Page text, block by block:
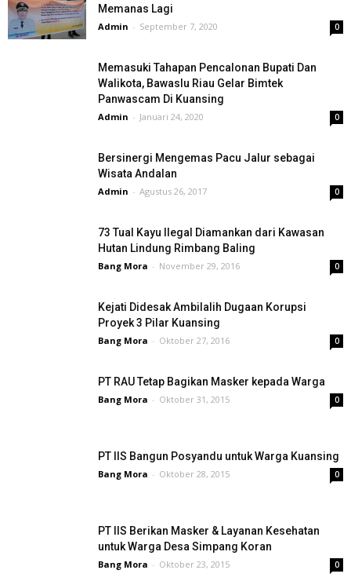
Memanas Lagi
Admin - September 7, 2020 0
Memasuki Tahapan Pencalonan Bupati Dan
Walikota, Bawaslu Riau Gelar Bimtek
Panwascam Di Kuansing
Admin - Januari 24, 2020 0
Bersinergi Mengemas Pacu Jalur sebagai
Wisata Andalan
Admin - Agustus 26, 2017 0
73 Tual Kayu Ilegal Diamankan dari Kawasan
Hutan Lindung Rimbang Baling
Bang Mora - November 29, 2016 0
Kejati Didesak Ambilalih Dugaan Korupsi
Proyek 3 Pilar Kuansing
Bang Mora - Oktober 27, 2016 0
PT RAU Tetap Bagikan Masker kepada Warga
Bang Mora - Oktober 31, 2015 0
PT IIS Bangun Posyandu untuk Warga Kuansing
Bang Mora - Oktober 28, 2015 0
PT IIS Berikan Masker & Layanan Kesehatan
untuk Warga Desa Simpang Koran
Bang Mora - Oktober 23, 2015 0